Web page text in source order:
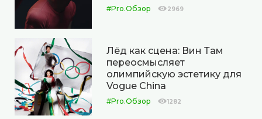
#Pro.Обзор 2969
Лёд как сцена: Вин Там
переосмысляет
олимпийскую эстетику для
Vogue China
#Pro.Обзор 1282